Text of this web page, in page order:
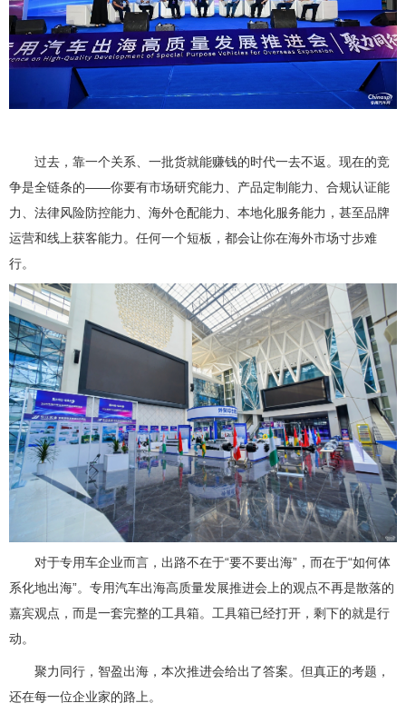
过去，靠一个关系、一批货就能赚钱的时代一去不返。现在的竞
争是全链条的——你要有市场研究能力、产品定制能力、合规认证能
力、法律风险防控能力、海外仓配能力、本地化服务能力，甚至品牌
运营和线上获客能力。任何一个短板，都会让你在海外市场寸步难
行。
对于专用车企业而言，出路不在于“要不要出海”，而在于“如何体
系化地出海”。专用汽车出海高质量发展推进会上的观点不再是散落的
嘉宾观点，而是一套完整的工具箱。工具箱已经打开，剩下的就是行
动。
聚力同行，智盈出海，本次推进会给出了答案。但真正的考题，
还在每一位企业家的路上。